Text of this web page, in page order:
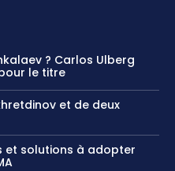
? Carlos Ulberg
le titre
et de deux
et solutions à adopter